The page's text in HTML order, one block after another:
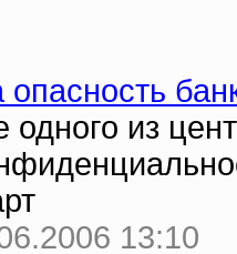
из
13:10